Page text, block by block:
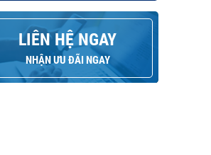
LIÊN HỆ NGAY
NHẬN ƯU ĐÃI NGAY